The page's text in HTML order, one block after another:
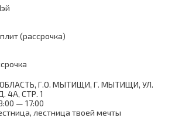
(рассрочка)
Г.О. МЫТИЩИ, Г. МЫТИЩИ, УЛ.
4А, СТР. 1
— 17:00
лестница твоей мечты